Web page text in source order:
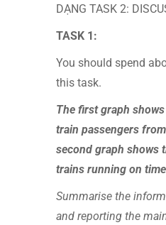
DẠNG TASK 2:
TASK 1:
You should spend
this task.
The first graph
train passengers
second graph shows
trains running on
Summarise the
and reporting the